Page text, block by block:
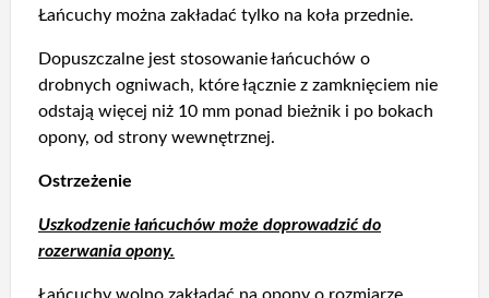
Łańcuchy można zakładać tylko na koła przednie.
Dopuszczalne jest stosowanie łańcuchów o
drobnych ogniwach, które łącznie z zamknięciem nie
odstają więcej niż 10 mm ponad bieżnik i po bokach
opony, od strony wewnętrznej.
Ostrzeżenie
Uszkodzenie łańcuchów może doprowadzić do
rozerwania opony.